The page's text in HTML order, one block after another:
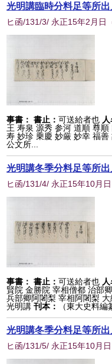
光明講臨時分料足等所出
ヒ函/131/3/ 永正15年2月日
事書： 書止：可送給者也
王 寿泉 源秀 参河 道順 尊
寿 妙珍 乗慶 妙厳 妙幸 福
公文所...
光明講冬季分料足等所出
ヒ函/131/4/ 永正15年10月日
事書： 書止：可送給者也
賢院 金勝院 宰相僧都 治部
兵部卿阿闍梨 宰相阿闍梨
光明講刊本： （東大史料編
光明講冬季分料足等所出
ヒ函/131/5/ 永正15年10月日